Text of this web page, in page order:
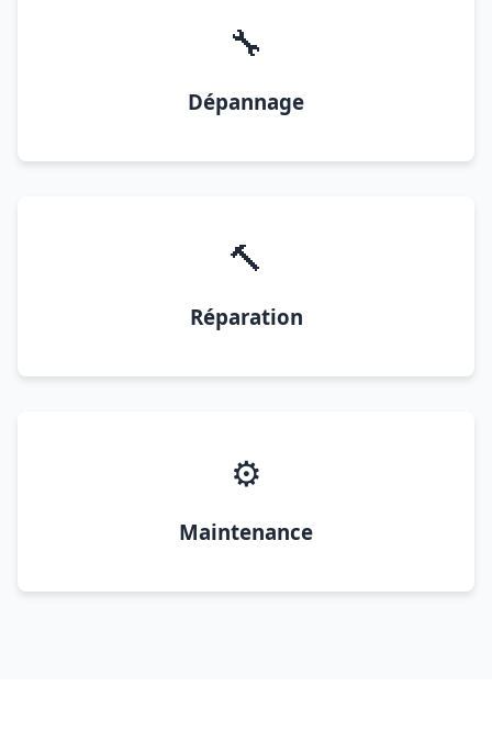
🔧
Dépannage
🔨
Réparation
⚙️
Maintenance